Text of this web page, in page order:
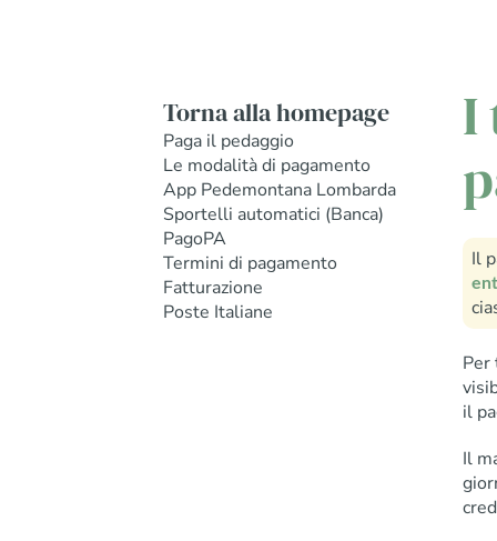
Torna alla homepage
Paga il pedaggio
Le modalità di pagamento
App Pedemontana Lombarda
Sportelli automatici (Banca)
PagoPA
Termini di pagamento
Fatturazione
Poste Italiane
I
Il
Per
il
Il